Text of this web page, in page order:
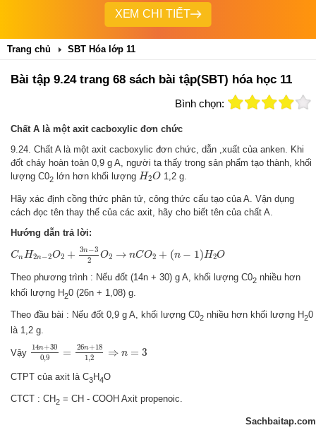
XEM CHI TIẾT
Trang chủ SBT Hóa lớp 11
Bài tập 9.24 trang 68 sách bài tập(SBT) hóa học 11
Bình chọn:
Chất A là một axit cacboxylic đơn chức
9.24. Chất A là một axit cacboxylic đơn chức, dẫn ,xuất của anken. Khi
đốt cháy hoàn toàn 0,9 g A, người ta thấy trong sản phẩm tạo thành, khối
lượng C02 lớn hơn khối lượng H2O
H2 O1,2 g.
Hãy xác định cồng thức phân tử, công thức cấu tạo của A. Vận dụng
cách đọc tên thay thế của các axit, hãy cho biết tên của chất A.
Hướng dẫn trả lời:
CnH2n−2O2 + 3n−3
2
O2 → nCO2 + (n − 1)H2O
3n− 3 − 2
Theo phương trình : Nếu đốt (14n + 30) g A, khối lượng C02 nhiều hơn
khối lượng H20 (26n + 1,08) g.
Theo đầu bài : Nếu đốt 0,9 g A, khối lượng C02 nhiều hơn khối lượng H20
là 1,2 g.
Vậy 14n+30
0,9 = 26n+18
1,2 ⇒ n = 3
14n +30 9=26 n+
CTPT của axit là C3H4O
CTCT : CH2 = CH - COOH Axit propenoic.
Sachbaitap.com